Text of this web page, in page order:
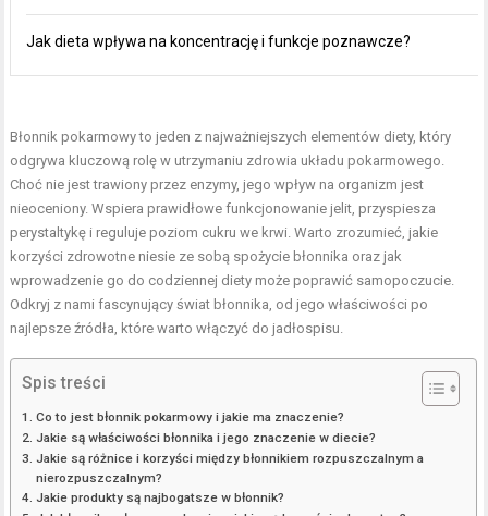
Jak dieta wpływa na koncentrację i funkcje poznawcze?
Błonnik pokarmowy to jeden z najważniejszych elementów diety, który
odgrywa kluczową rolę w utrzymaniu zdrowia układu pokarmowego.
Choć nie jest trawiony przez enzymy, jego wpływ na organizm jest
nieoceniony. Wspiera prawidłowe funkcjonowanie jelit, przyspiesza
perystaltykę i reguluje poziom cukru we krwi. Warto zrozumieć, jakie
korzyści zdrowotne niesie ze sobą spożycie błonnika oraz jak
wprowadzenie go do codziennej diety może poprawić samopoczucie.
Odkryj z nami fascynujący świat błonnika, od jego właściwości po
najlepsze źródła, które warto włączyć do jadłospisu.
Spis treści
Co to jest błonnik pokarmowy i jakie ma znaczenie?
Jakie są właściwości błonnika i jego znaczenie w diecie?
Jakie są różnice i korzyści między błonnikiem rozpuszczalnym a
nierozpuszczalnym?
Jakie produkty są najbogatsze w błonnik?